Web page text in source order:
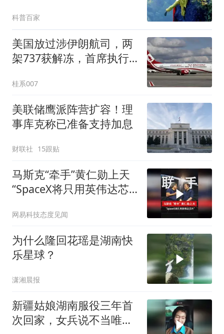
科普百家
美国放过涉伊朗航司，两
架737获解冻，首席执行
桂系007
美联储鹰派阵营扩容！理
事库克称已准备支持加息
财联社 15跟贴
马斯克“牵手”黄仁勋上天
“SpaceX将只用英伟达芯
网易科技态度见闻
为什么隆回花瑶是湖南快
乐星球？
潇湘晨报
新疆姑娘湖南服役三年首
次回家，女兵说不当唯一